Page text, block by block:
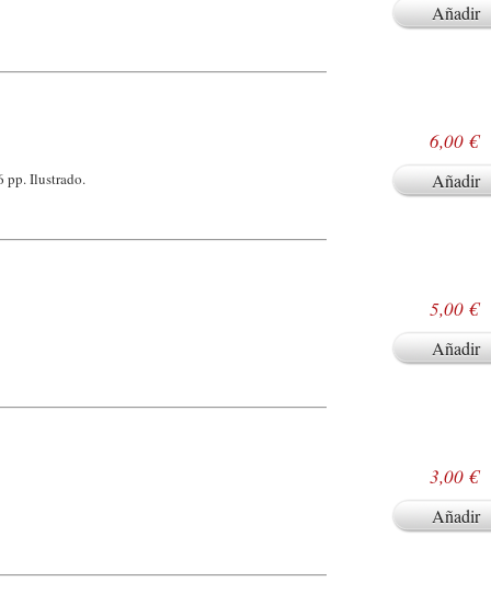
Añadir
pp. Ilustrado.
6,00 €
Añadir
5,00 €
Añadir
3,00 €
Añadir